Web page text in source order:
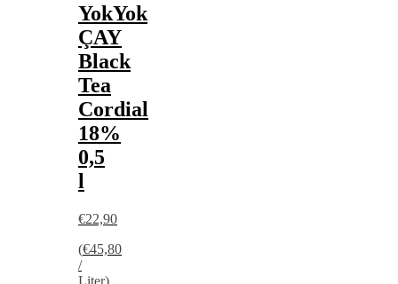
YokYok
ÇAY
Black
Tea
Cordial
18%
0,5
l
€22,90
(€45,80
/
Liter)